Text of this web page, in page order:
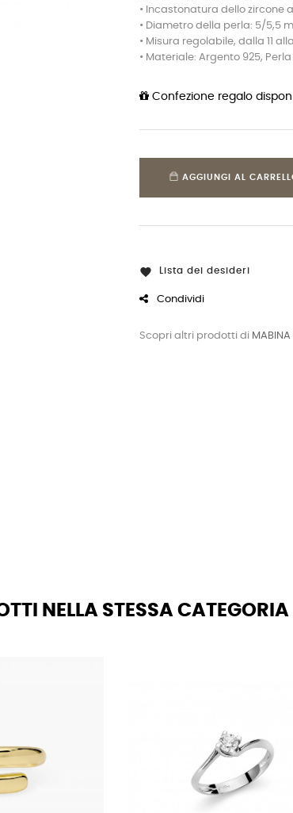
• Incastonatura dello zircone
• Diametro della perla: 5/5,5
• Misura regolabile, dalla 11
• Materiale: Argento 925,
Confezione regalo
AGGIUNGI AL
 Lista dei desideri
Condividi
Scopri altri prodotti di MABINA
NELLA STESSA CATEGORIA